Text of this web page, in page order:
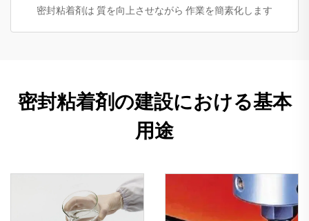
密封粘着剤は 質を向上させながら 作業を簡素化します
密封粘着剤の建設における基本
用途